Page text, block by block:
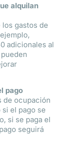
alquilan
gastos de
adicionales al
pago
de ocupación
el pago se
si se paga el
seguirá